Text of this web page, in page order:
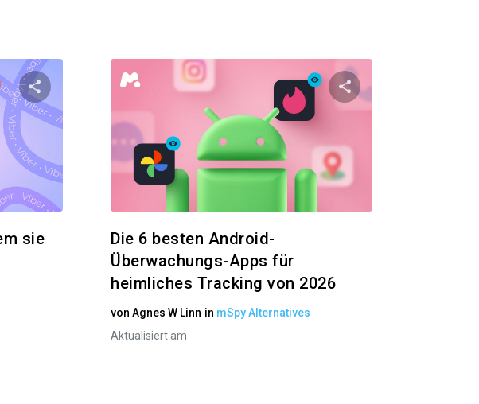
Diesen Artikel teilen
Twitter Link kopieren
sie
Die 6 besten Android-
Überwachungs-Apps für
heimliches Tracking von 2026
vonAgnes W Linn in mSpy Alternatives
Aktualisiert am